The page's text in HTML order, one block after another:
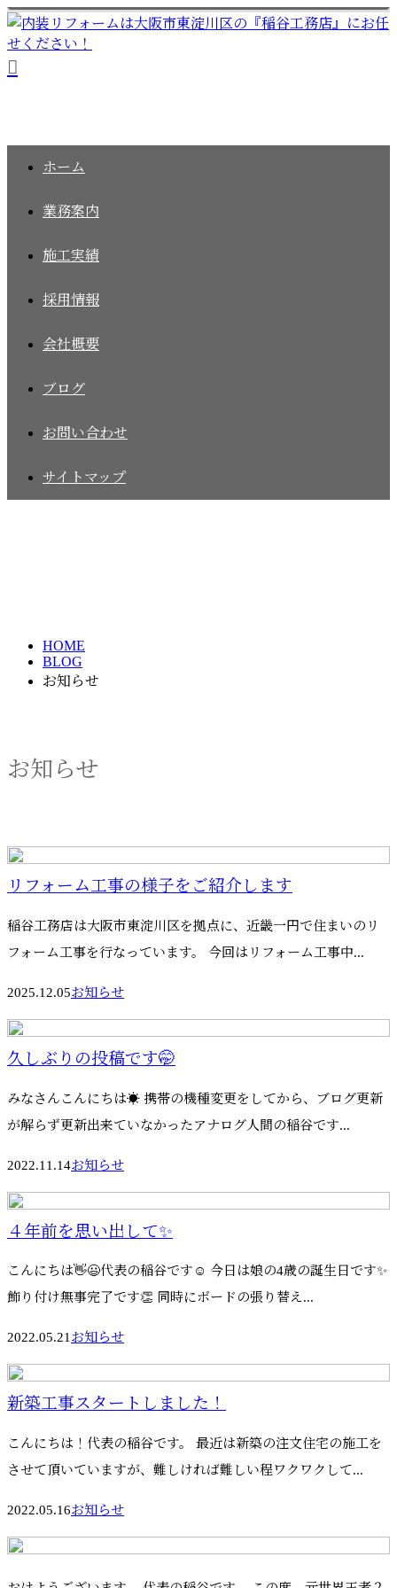
ホーム
業務案内
施工実績
採用情報
会社概要
ブログ
お問い合わせ
サイトマップ
HOME
BLOG
お知らせ
お知らせ
リフォーム工事の様子をご紹介します
稲谷工務店は大阪市東淀川区を拠点に、近畿一円で住まいのリ
フォーム工事を行なっています。 今回はリフォーム工事中...
2025.12.05お知らせ
久しぶりの投稿です🤭
みなさんこんにちは☀️ 携帯の機種変更をしてから、ブログ更新
が解らず更新出来ていなかったアナログ人間の稲谷です...
2022.11.14お知らせ
４年前を思い出して✨
こんにちは👋😃代表の稲谷です☺️ 今日は娘の4歳の誕生日です✨
飾り付け無事完了です👏 同時にボードの張り替え...
2022.05.21お知らせ
新築工事スタートしました！
こんにちは！代表の稲谷です。 最近は新築の注文住宅の施工を
させて頂いていますが、難しければ難しい程ワクワクして...
2022.05.16お知らせ